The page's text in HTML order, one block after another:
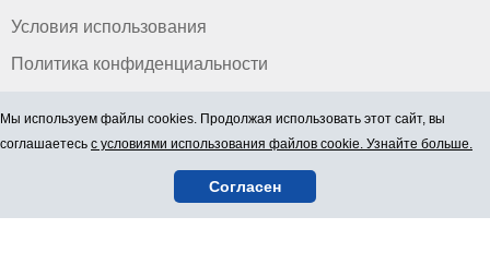
Условия использования
Политика конфиденциальности
Мы используем файлы cookies. Продолжая использовать этот сайт, вы
соглашаетесь с условиями использования файлов cookie. Узнайте больше.
Согласен